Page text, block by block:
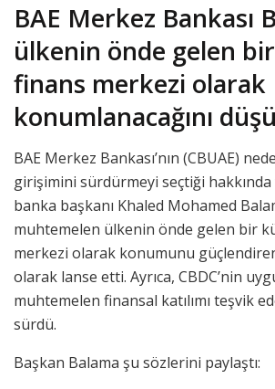
BAE Merkez Bankası
ülkenin önde gelen
finans merkezi olarak
konumlanacağını
BAE Merkez Bankası’nın (CBUAE)
girişimini sürdürmeyi seçtiği
banka başkanı Khaled Mohamed
muhtemelen ülkenin önde gelen bir
merkezi olarak konumunu
olarak lanse etti. Ayrıca, CBDC’nin
muhtemelen finansal katılımı teşvik
sürdü.
Başkan Balama şu sözlerini paylaştı: